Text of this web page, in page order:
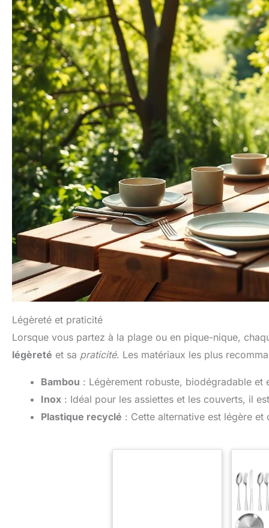
Légèreté et praticité
Lorsque vous partez à la plage ou en pique-nique,
légèreté et sa praticité. Les matériaux les plus
Bambou : Légèrement robuste, biodégradable
Inox : Idéal pour les assiettes et les couverts, il
Plastique recyclé : Cette alternative est légère